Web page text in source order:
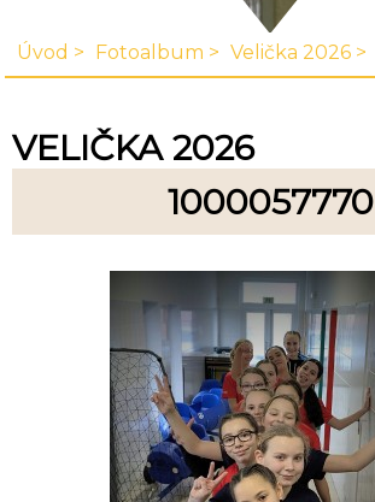
Úvod Fotoalbum Velička 2026
VELIČKA 2026
1000057770